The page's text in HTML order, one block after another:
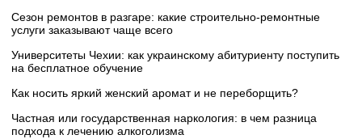
Сезон ремонтов в разгаре: какие строительно-ремонтные
услуги заказывают чаще всего
Университеты Чехии: как украинскому абитуриенту поступить
на бесплатное обучение
Как носить яркий женский аромат и не переборщить?
Частная или государственная наркология: в чем разница
подхода к лечению алкоголизма